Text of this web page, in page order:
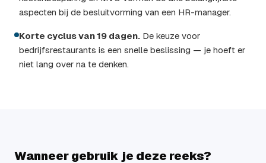
aspecten bij de besluitvorming van een HR-manager.
Korte cyclus van 19 dagen. De keuze voor
bedrijfsrestaurants is een snelle beslissing — je hoeft er
niet lang over na te denken.
Wanneer gebruik je deze reeks?